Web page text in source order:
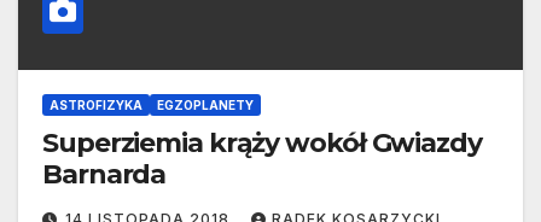
ASTROFIZYKA EGZOPLANETY
Superziemia krąży wokół Gwiazdy
Barnarda